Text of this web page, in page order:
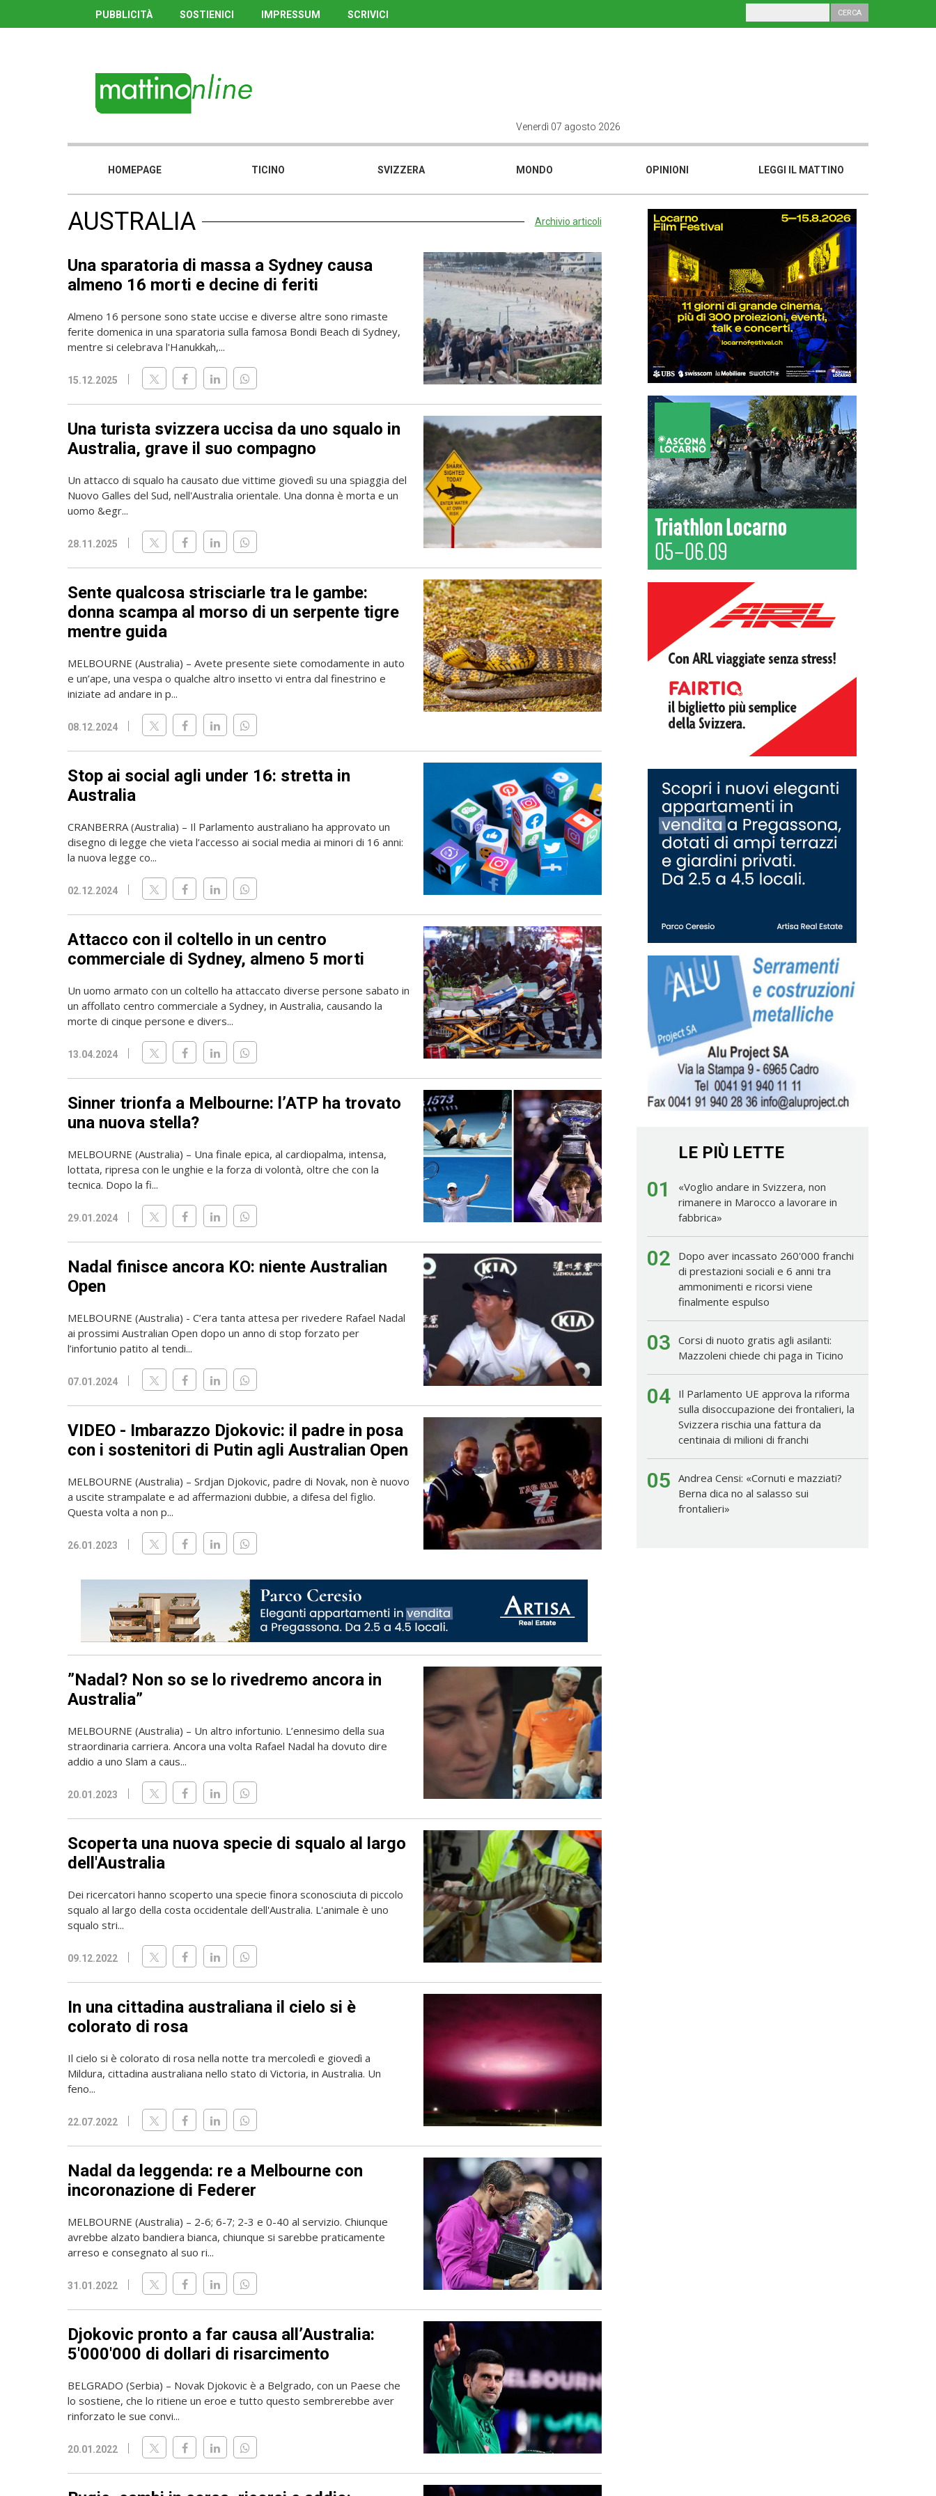
PUBBLICITÀ SOSTIENICI IMPRESSUM SCRIVICI
Venerdì 07 agosto 2026
HOMEPAGE TICINO SVIZZERA MONDO OPINIONI LEGGI IL MATTINO
AUSTRALIA Archivio articoli
Una sparatoria di massa a Sydney causa
almeno 16 morti e decine di feriti
Almeno 16 persone sono state uccise e diverse altre sono rimaste
ferite domenica in una sparatoria sulla famosa Bondi Beach di Sydney,
mentre si celebrava l'Hanukkah,...
15.12.2025
Una turista svizzera uccisa da uno squalo in
Australia, grave il suo compagno
Un attacco di squalo ha causato due vittime giovedì su una spiaggia del
Nuovo Galles del Sud, nell'Australia orientale. Una donna è morta e un
uomo &egr...
28.11.2025
Sente qualcosa strisciarle tra le gambe:
donna scampa al morso di un serpente tigre
mentre guida
MELBOURNE (Australia) – Avete presente siete comodamente in auto
e un’ape, una vespa o qualche altro insetto vi entra dal finestrino e
iniziate ad andare in p...
08.12.2024
Stop ai social agli under 16: stretta in
Australia
CRANBERRA (Australia) – Il Parlamento australiano ha approvato un
disegno di legge che vieta l’accesso ai social media ai minori di 16 anni:
la nuova legge co...
02.12.2024
Attacco con il coltello in un centro
commerciale di Sydney, almeno 5 morti
Un uomo armato con un coltello ha attaccato diverse persone sabato in
un affollato centro commerciale a Sydney, in Australia, causando la
morte di cinque persone e divers...
13.04.2024
Sinner trionfa a Melbourne: l’ATP ha trovato
una nuova stella?
MELBOURNE (Australia) – Una finale epica, al cardiopalma, intensa,
lottata, ripresa con le unghie e la forza di volontà, oltre che con la
tecnica. Dopo la fi...
29.01.2024
Nadal finisce ancora KO: niente Australian
Open
MELBOURNE (Australia) - C’era tanta attesa per rivedere Rafael Nadal
ai prossimi Australian Open dopo un anno di stop forzato per
l’infortunio patito al tendi...
07.01.2024
VIDEO - Imbarazzo Djokovic: il padre in posa
con i sostenitori di Putin agli Australian Open
MELBOURNE (Australia) – Srdjan Djokovic, padre di Novak, non è nuovo
a uscite strampalate e ad affermazioni dubbie, a difesa del figlio.
Questa volta a non p...
26.01.2023
”Nadal? Non so se lo rivedremo ancora in
Australia”
MELBOURNE (Australia) – Un altro infortunio. L’ennesimo della sua
straordinaria carriera. Ancora una volta Rafael Nadal ha dovuto dire
addio a uno Slam a caus...
20.01.2023
Scoperta una nuova specie di squalo al largo
dell'Australia
Dei ricercatori hanno scoperto una specie finora sconosciuta di piccolo
squalo al largo della costa occidentale dell'Australia. L'animale è uno
squalo stri...
09.12.2022
In una cittadina australiana il cielo si è
colorato di rosa
Il cielo si è colorato di rosa nella notte tra mercoledì e giovedì a
Mildura, cittadina australiana nello stato di Victoria, in Australia. Un
feno...
22.07.2022
Nadal da leggenda: re a Melbourne con
incoronazione di Federer
MELBOURNE (Australia) – 2-6; 6-7; 2-3 e 0-40 al servizio. Chiunque
avrebbe alzato bandiera bianca, chiunque si sarebbe praticamente
arreso e consegnato al suo ri...
31.01.2022
Djokovic pronto a far causa all’Australia:
5'000'000 di dollari di risarcimento
BELGRADO (Serbia) – Novak Djokovic è a Belgrado, con un Paese che
lo sostiene, che lo ritiene un eroe e tutto questo sembrerebbe aver
rinforzato le sue convi...
20.01.2022
LE PIÙ LETTE
01
«Voglio andare in Svizzera, non
rimanere in Marocco a lavorare in
fabbrica»
02
Dopo aver incassato 260'000 franchi
di prestazioni sociali e 6 anni tra
ammonimenti e ricorsi viene
finalmente espulso
03 Corsi di nuoto gratis agli asilanti:
Mazzoleni chiede chi paga in Ticino
04
Il Parlamento UE approva la riforma
sulla disoccupazione dei frontalieri, la
Svizzera rischia una fattura da
centinaia di milioni di franchi
05 Andrea Censi: «Cornuti e mazziati?
Berna dica no al salasso sui
frontalieri»